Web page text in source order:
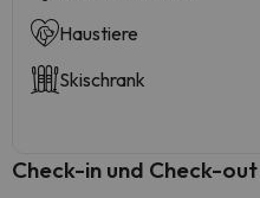
Haustiere
Skischrank
Check-in und Check-